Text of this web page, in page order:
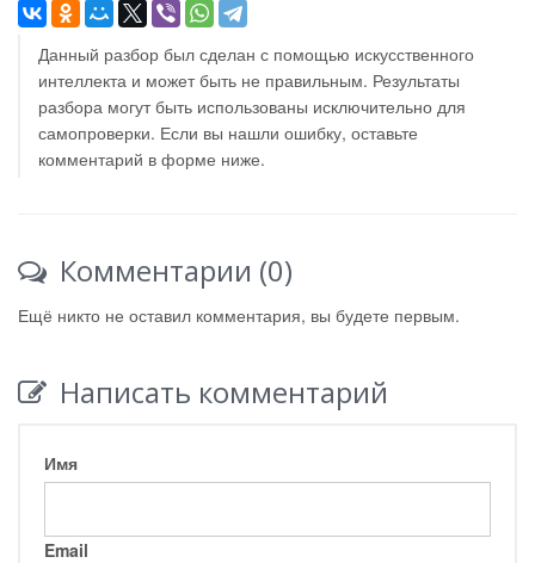
Данный разбор был сделан с помощью искусственного
интеллекта и может быть не правильным. Результаты
разбора могут быть использованы исключительно для
самопроверки. Если вы нашли ошибку, оставьте
комментарий в форме ниже.
Комментарии (0)
Ещё никто не оставил комментария, вы будете первым.
Написать комментарий
Имя
Email